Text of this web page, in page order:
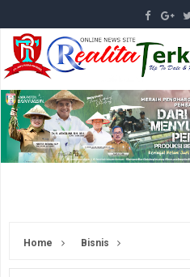
Home Bisnis